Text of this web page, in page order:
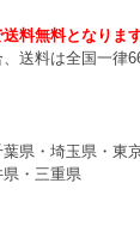
料無料となります
送料は全国一律
県・埼玉県・東
・三重県